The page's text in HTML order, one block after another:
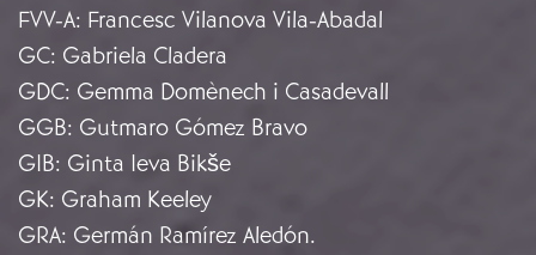
FVV-A: Francesc Vilanova Vila-Abadal
GC: Gabriela Cladera
GDC: Gemma Domènech i Casadevall
GGB: Gutmaro Gómez Bravo
GIB: Ginta Ieva Bikše
GK: Graham Keeley
GRA: Germán Ramírez Aledón.